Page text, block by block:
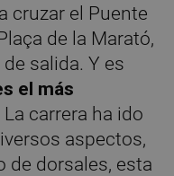
cruzar el Puente
de la Marató,
salida. Y es
el más
La carrera ha ido
aspectos,
de dorsales, esta